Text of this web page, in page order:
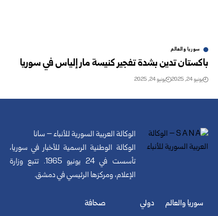
سوريا والعالم
باكستان تدين بشدة تفجير كنيسة مار إلياس في سوريا
يونيو 24, 2025 يونيو 24, 2025
الوكالة العربية السورية للأنباء – سانا
الوكالة الوطنية الرسمية للأخبار في سوريا،
تأسست في 24 يونيو 1965. تتبع وزارة
الإعلام، ومركزها الرئيسي في دمشق.
سوريا والعالم
دولي
صحافة